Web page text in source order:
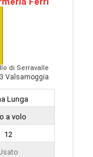
di Serravalle
Valsamoggia
Lunga
a volo
12